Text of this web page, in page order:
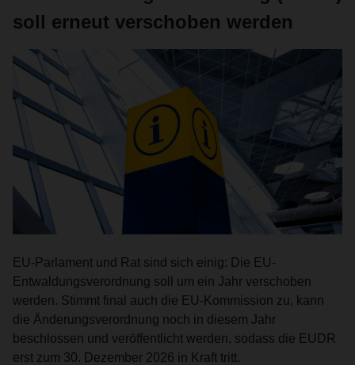
soll erneut verschoben werden
EU-Parlament und Rat sind sich einig: Die EU-
Entwaldungsverordnung soll um ein Jahr verschoben
werden. Stimmt final auch die EU-Kommission zu, kann
die Änderungsverordnung noch in diesem Jahr
beschlossen und veröffentlicht werden, sodass die EUDR
erst zum 30. Dezember 2026 in Kraft tritt.